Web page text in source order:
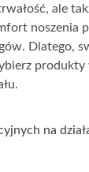
ale
noszenia
Dlatego,
produkty
na